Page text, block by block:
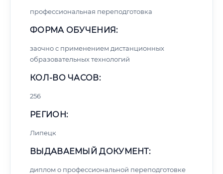
профессиональная переподготовка
ФОРМА ОБУЧЕНИЯ:
заочно с применением дистанционных
образовательных технологий
КОЛ-ВО ЧАСОВ:
256
РЕГИОН:
Липецк
ВЫДАВАЕМЫЙ ДОКУМЕНТ:
диплом о профессиональной переподготовке